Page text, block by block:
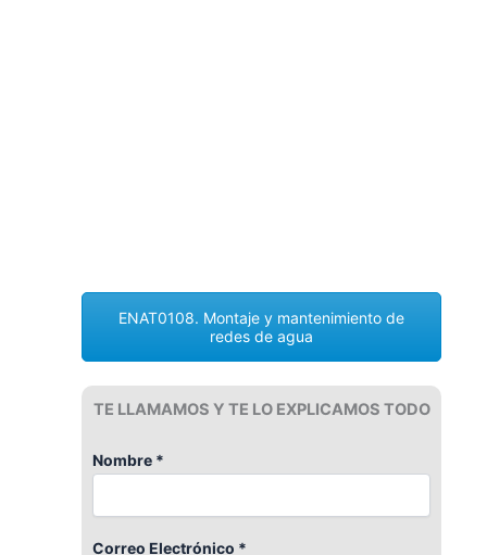
ENAT0108. Montaje y mantenimiento de
redes de agua
TE LLAMAMOS Y TE LO EXPLICAMOS TODO
Nombre *
Correo Electrónico *